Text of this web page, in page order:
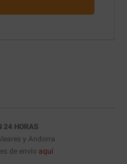
24 HORAS
y Andorra
de envío aquí